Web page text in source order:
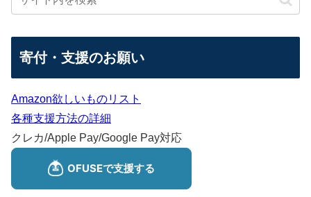
寄付・支援のお願い
Amazon欲しいものリスト
各種支援方法の詳細
クレカ/Apple Pay/Google Pay対応